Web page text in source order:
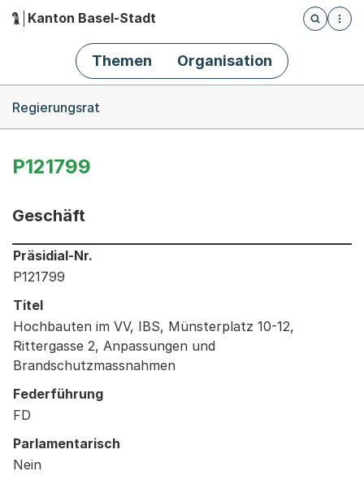
Hauptnavigation
Kanton Basel-Stadt
Öffnet
Themen Organisation
Regierungsrat
P121799
Geschäft
Informationen zum Ausgewählten Geschäft
Präsidial-Nr.
P121799
Titel
Hochbauten im VV, IBS, Münsterplatz 10-12,
Rittergasse 2, Anpassungen und
Brandschutzmassnahmen
Federführung
FD
Parlamentarisch
Nein